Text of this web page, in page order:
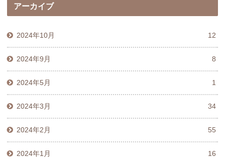
アーカイブ
2024年10月 12
2024年9月 8
2024年5月 1
2024年3月 34
2024年2月 55
2024年1月 16